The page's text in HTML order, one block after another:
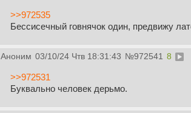
>>972535
Бессисечный говнячок один, предвижу
Аноним 03/10/24 Чтв 18:31:43 №972541 8
>>972531
Буквально человек дерьмо.